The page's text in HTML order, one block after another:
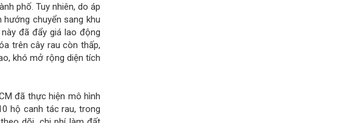
phố. Tuy nhiên, do áp
chuyển sang khu
đã đẩy giá lao động
trên cây rau còn thấp,
khó mở rộng diện tích
đã thực hiện mô hình
hộ canh tác rau, trong